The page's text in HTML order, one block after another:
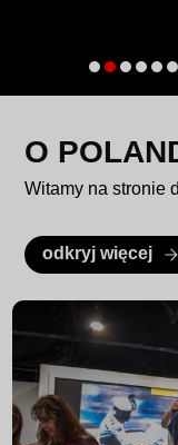
O
Witamy na stronie
odkryj więcej